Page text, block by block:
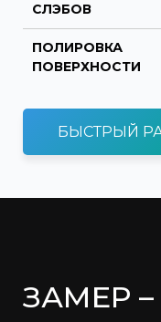
СЛЭБОВ
ПОЛИРОВКА
ПОВЕРХНОСТИ
БЫСТРЫЙ
ЗАМЕР